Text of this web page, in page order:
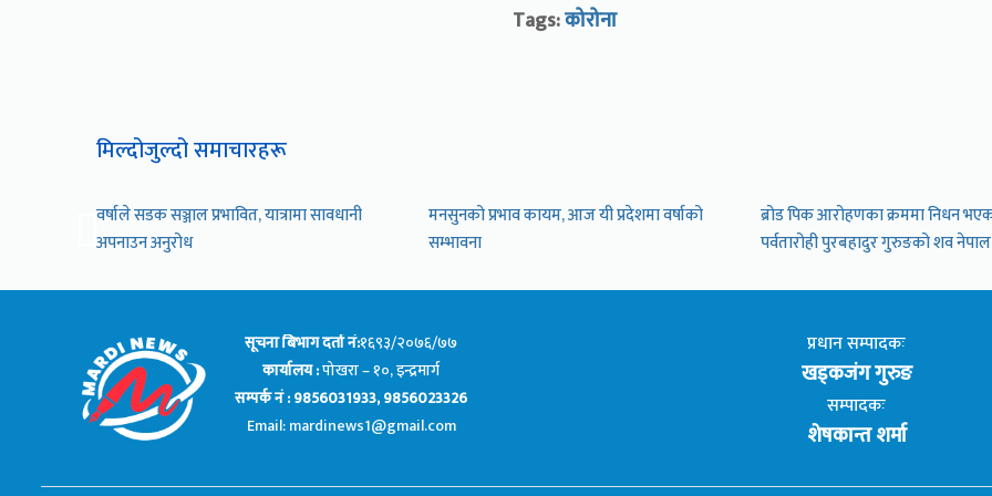
Tags:कोरोना
मिल्दोजुल्दो समाचारहरू
वर्षाले सडक सञ्जाल प्रभावित, यात्रामा सावधानी
अपनाउन अनुरोध
मनसुनको प्रभाव कायम, आज यी प्रदेशमा वर्षाको
सम्भावना
ब्रोड पिक आरोहणका क्रममा निधन
पर्वतारोही पुरबहादुर गुरुङको शव नेपाल
सूचना बिभाग दर्ता नं:१६९३/२०७६/७७
कार्यालय :पोखरा – १०, इन्द्रमार्ग
सम्पर्क नं : 9856031933, 9856023326
Email: mardinews1@gmail.com
प्रधान सम्पादकः
खड्कजंग गुरुङ
सम्पादकः
शेषकान्त शर्मा